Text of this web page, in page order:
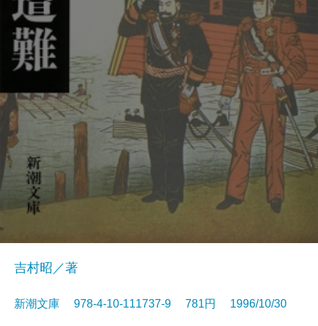
吉村昭／著
新潮文庫 978-4-10-111737-9 781円 1996/10/30